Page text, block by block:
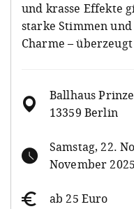
und krasse Effekte
starke Stimmen
Charme –
Ballhaus
13359 Berlin
Samstag, 22.
November 2025
ab 25 Euro